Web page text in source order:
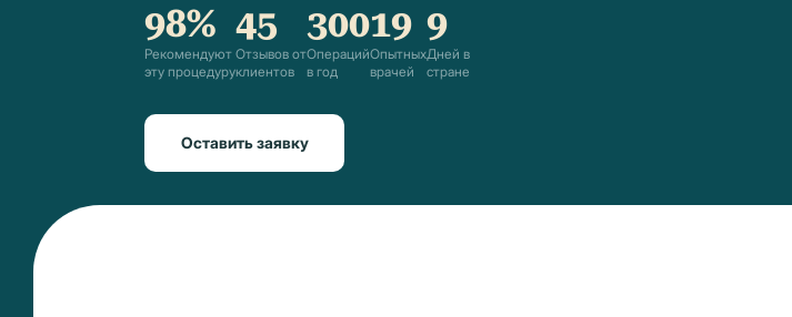
98%
Рекомендуют
эту процедуру
45
Отзывов от
клиентов
300
Операций
в год
19
Опытных
врачей
9
Дней в
стране
Оставить заявку